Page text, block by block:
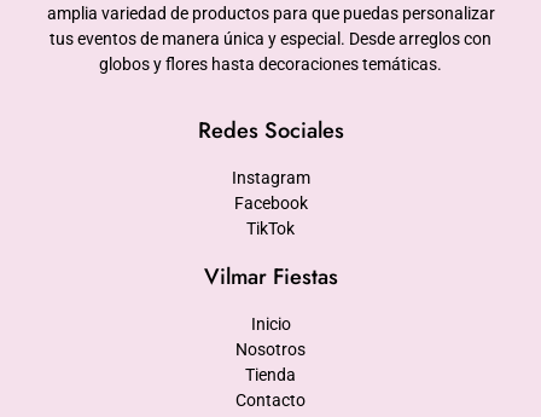
amplia variedad de productos para que puedas personalizar
tus eventos de manera única y especial. Desde arreglos con
globos y flores hasta decoraciones temáticas.
Redes Sociales
Instagram
Facebook
TikTok
Vilmar Fiestas
Inicio
Nosotros
Tienda
Contacto